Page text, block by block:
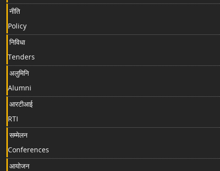
नीति
Policy
निविधा
Tenders
अलुमिनि
Alumni
आरटीआई
RTI
सम्मेलन
Conferences
आयोजन